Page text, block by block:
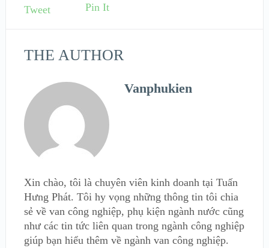
Tweet
Pin It
THE AUTHOR
Vanphukien
Xin chào, tôi là chuyên viên kinh doanh tại Tuấn
Hưng Phát. Tôi hy vọng những thông tin tôi chia
sẻ về van công nghiệp, phụ kiện ngành nước cũng
như các tin tức liên quan trong ngành công nghiệp
giúp bạn hiểu thêm về ngành van công nghiệp.